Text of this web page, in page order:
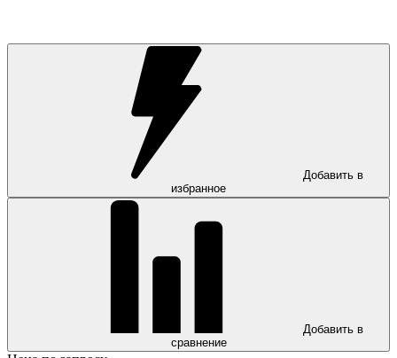
Добавить в
избранное
Добавить в
сравнение